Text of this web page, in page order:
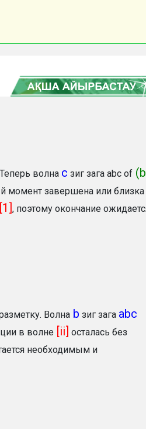
волна с зиг зага abc of
момент завершена или близка
[1], поэтому окончание
Волна b зиг зага abc
в волне [ii] осталась без
необходимым и